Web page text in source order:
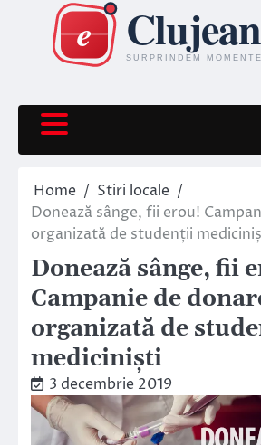
content
Home
Stiri locale
Donează sânge, fii erou!
organizată de studenții
Donează sânge, fii
Campanie de
organizată de
mediciniști
3 decembrie 2019